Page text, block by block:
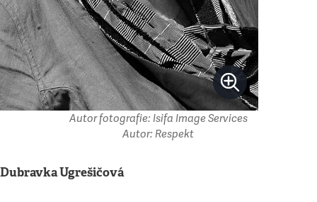
Autor fotografie: Isifa Image Services
Autor: Respekt
Dubravka Ugrešičová